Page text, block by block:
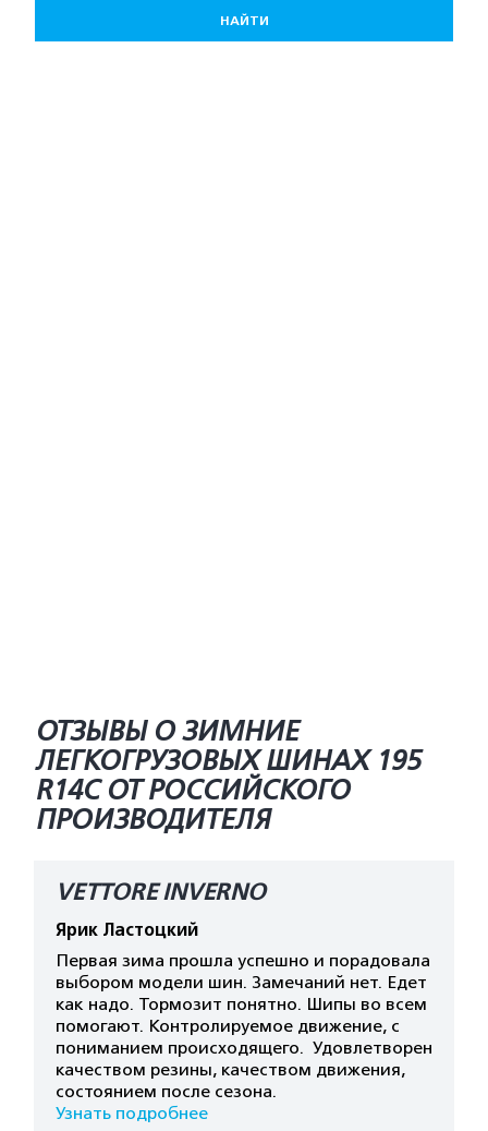
НАЙТИ
ОТЗЫВЫ О ЗИМНИЕ
ЛЕГКОГРУЗОВЫХ ШИНАХ 195
R14C ОТ РОССИЙСКОГО
ПРОИЗВОДИТЕЛЯ
VETTORE INVERNO
Ярик Ластоцкий
Первая зима прошла успешно и порадовала
выбором модели шин. Замечаний нет. Едет
как надо. Тормозит понятно. Шипы во всем
помогают. Контролируемое движение, с
пониманием происходящего. Удовлетворен
качеством резины, качеством движения,
состоянием после сезона.
Узнать подробнее